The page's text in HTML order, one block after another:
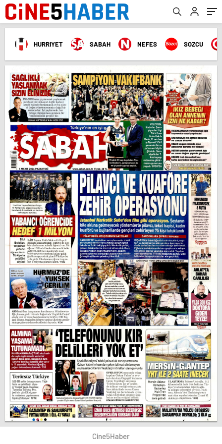
HURRIYET SABAH NEFES SOZCU
Cine5Haber